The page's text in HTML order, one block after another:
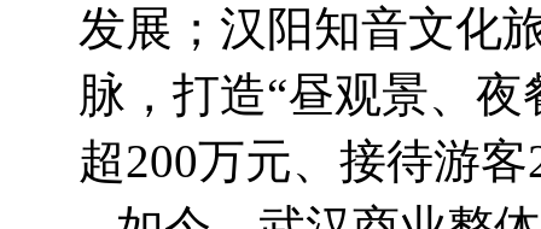
发展；汉阳知音文化
脉，打造“昼观景、
超200万元、接待游